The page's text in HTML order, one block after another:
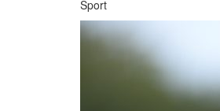
Sport